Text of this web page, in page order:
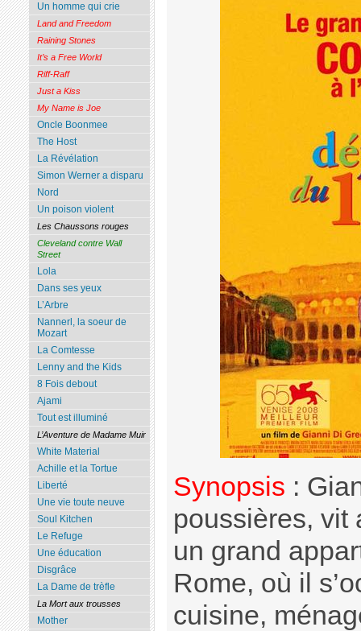
Synopsis :
poussières, vit
un grand
Rome, où il
cuisine,
Un homme qui crie
Land and Freedom
Raining Stones
It’s a Free World
Riff-Raff
Just a Kiss
My Name is Joe
Oncle Boonmee
The Host
La Révélation
Simon Werner a disparu
Nord
Un poison violent
Les Chaussons rouges
Cleveland contre Wall
Street
Lola
Dans ses yeux
L’Arbre
Nannerl, la soeur de
Mozart
La Comtesse
Lenny and the Kids
8 Fois debout
Ajami
Tout est illuminé
L’Aventure de Madame Muir
White Material
Achille et la Tortue
Liberté
Une vie toute neuve
Soul Kitchen
Le Refuge
Une éducation
Disgrâce
La Dame de trèfle
La Mort aux trousses
Mother